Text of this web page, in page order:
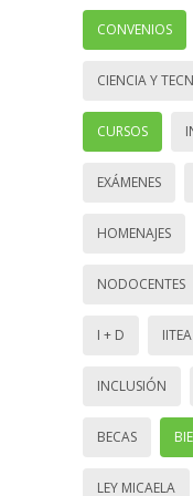
CONVENIOS
CIENCIA Y
CURSOS
EXÁMENES
HOMENAJES
NODOCENTES
I + D IITEA
INCLUSIÓN
BECAS
LEY MICAELA